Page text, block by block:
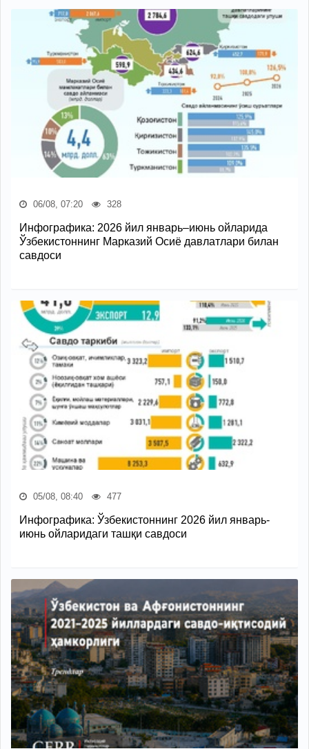
06/08, 07:20 328
Инфографика: 2026 йил январь–июнь ойларида
Ўзбекистоннинг Марказий Осиё давлатлари билан
савдоси
05/08, 08:40 477
Инфографика: Ўзбекистоннинг 2026 йил январь-
июнь ойларидаги ташқи савдоси